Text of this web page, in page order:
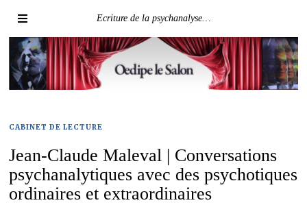
Ecriture de la psychanalyse…
CABINET DE LECTURE
Jean-Claude Maleval | Conversations
psychanalytiques avec des psychotiques
ordinaires et extraordinaires